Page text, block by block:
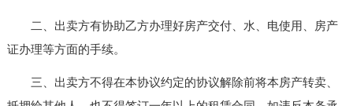
二、出卖方有协助乙方办理好房产交付、水、电使用、房产
证办理等方面的手续。
三、出卖方不得在本协议约定的协议解除前将本房产转卖、